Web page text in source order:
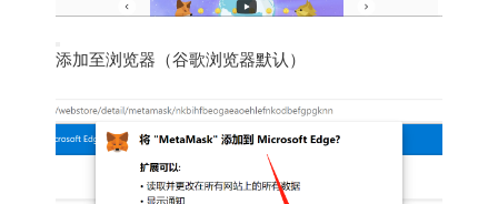
添加至浏览器（谷歌浏览器默认）